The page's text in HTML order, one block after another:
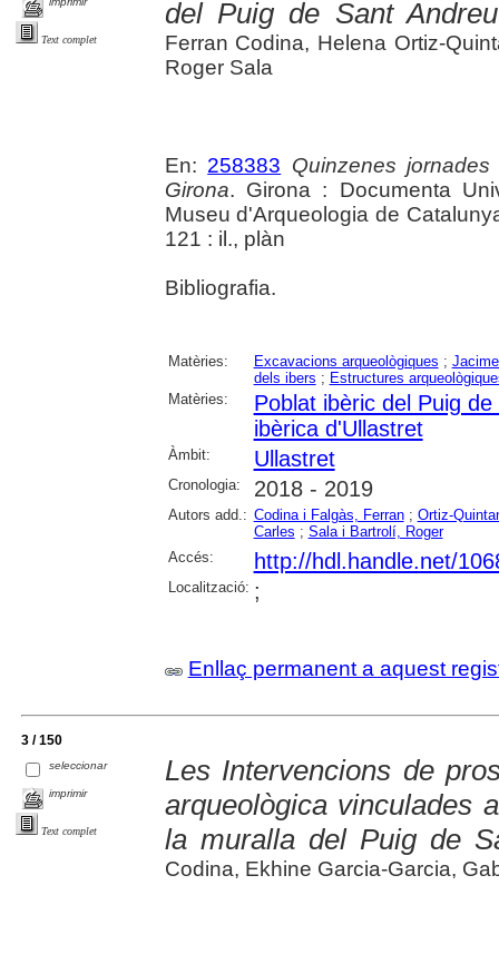
Text complet
del Puig de Sant
Ferran Codina, Helena Ortiz-
Roger Sala
En: 258383 Quinzenes
Girona. Girona : Documenta
Museu d'Arqueologia de
121 : il., plàn
Bibliografia.
Matèries: Excavacions arqueològiques ;
dels ibers ; Estructures
Matèries:
Poblat ibèric del Puig
ibèrica d'Ullastret
Àmbit: Ullastret
Cronologia: 2018 - 2019
Autors add.: Codina i Falgàs, Ferran; Ortiz-
Carles ; Sala i Bartrolí, Roger
Accés:
http://hdl.handle.net/
Localització: ;
Enllaç permanent a aquest
3 / 150
seleccionar
imprimir
Text complet
Les Intervencions de
arqueològica vinculades
la muralla del Puig de
Codina, Ekhine Garcia-Garcia,